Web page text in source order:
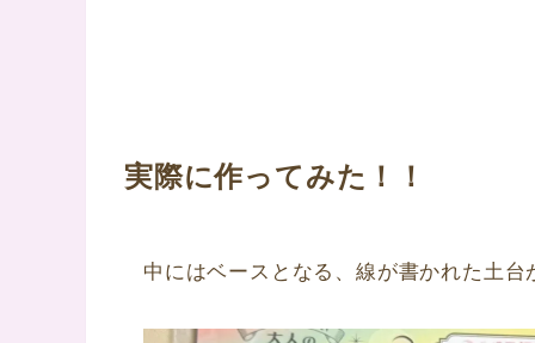
実際に作ってみた！！
中にはベースとなる、線が書かれた土